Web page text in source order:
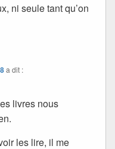
ni seule tant qu’on
a dit :
livres nous
les lire, il me